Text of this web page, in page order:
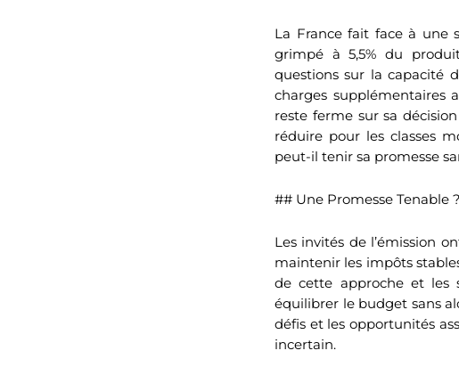
La France fait face à une
grimpé à 5,5% du
questions sur la capacité
charges supplémentaires
reste ferme sur sa
réduire pour les classes
peut-il tenir sa promesse
## Une Promesse Tenable ?
Les invités de l’émission
maintenir les impôts
de cette approche et les
équilibrer le budget sans
défis et les opportunités
incertain.